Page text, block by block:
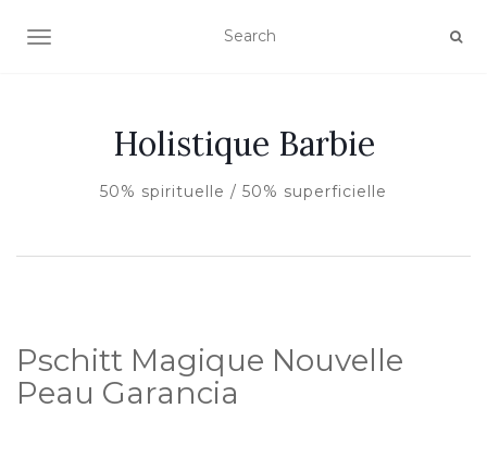
AFFICHER/MASQUER LA NAVIGATION
Holistique Barbie
50% spirituelle / 50% superficielle
Pschitt Magique Nouvelle
Peau Garancia